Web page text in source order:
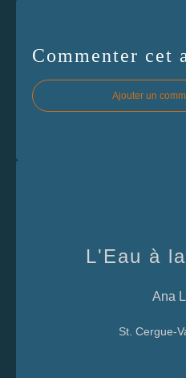
Commenter cet
Ajouter un
L'Eau à
Ana
St. Cergue-